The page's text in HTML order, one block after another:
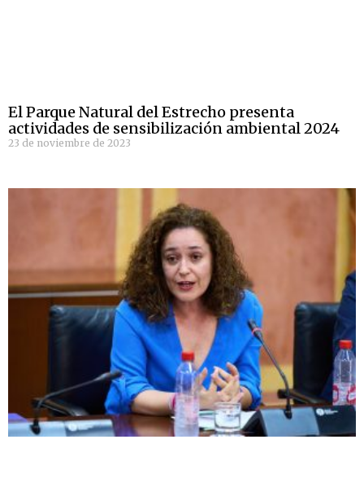
El Parque Natural del Estrecho presenta
actividades de sensibilización ambiental 2024
23 de noviembre de 2023